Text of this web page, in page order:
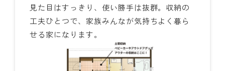
見た目はすっきり、使い勝手は抜群。収納の
工夫ひとつで、家族みんなが気持ちよく暮ら
せる家になります。